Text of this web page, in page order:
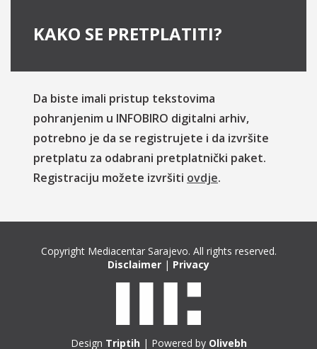
KAKO SE PRETPLATITI?
Da biste imali pristup tekstovima
pohranjenim u INFOBIRO digitalni arhiv,
potrebno je da se registrujete i da izvršite
pretplatu za odabrani pretplatnički paket.
Registraciju možete izvršiti ovdje.
Copyright Mediacentar Sarajevo. All rights reserved.
Disclaimer | Privacy
Design Triptih| Powered by Olivebh